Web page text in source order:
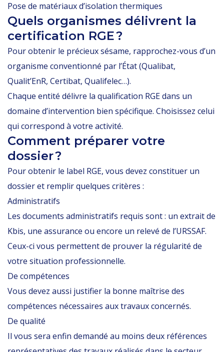
Pose de matériaux d’isolation thermiques
Quels organismes délivrent la
certification RGE ?
Pour obtenir le précieux sésame, rapprochez-vous d’un
organisme conventionné par l’État (Qualibat,
Qualit’EnR, Certibat, Qualifelec…).
Chaque entité délivre la qualification RGE dans un
domaine d’intervention bien spécifique. Choisissez celui
qui correspond à votre activité.
Comment préparer votre
dossier ?
Pour obtenir le label RGE, vous devez constituer un
dossier et remplir quelques critères :
Administratifs
Les documents administratifs requis sont : un extrait de
Kbis, une assurance ou encore un relevé de l’URSSAF.
Ceux-ci vous permettent de prouver la régularité de
votre situation professionnelle.
De compétences
Vous devez aussi justifier la bonne maîtrise des
compétences nécessaires aux travaux concernés.
De qualité
Il vous sera enfin demandé au moins deux références